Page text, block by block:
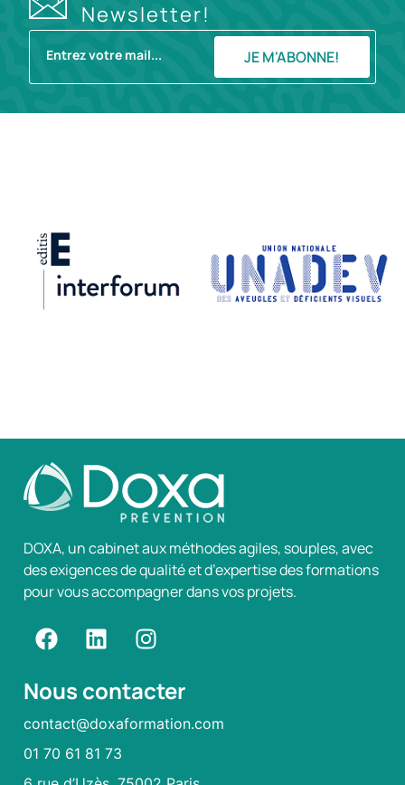
Newsletter!
JE M'ABONNE!
DOXA, un cabinet aux méthodes agiles, souples, avec
des exigences de qualité et d’expertise des formations
pour vous accompagner dans vos projets.
Nous contacter
contact@doxaformation.com
01 70 61 81 73